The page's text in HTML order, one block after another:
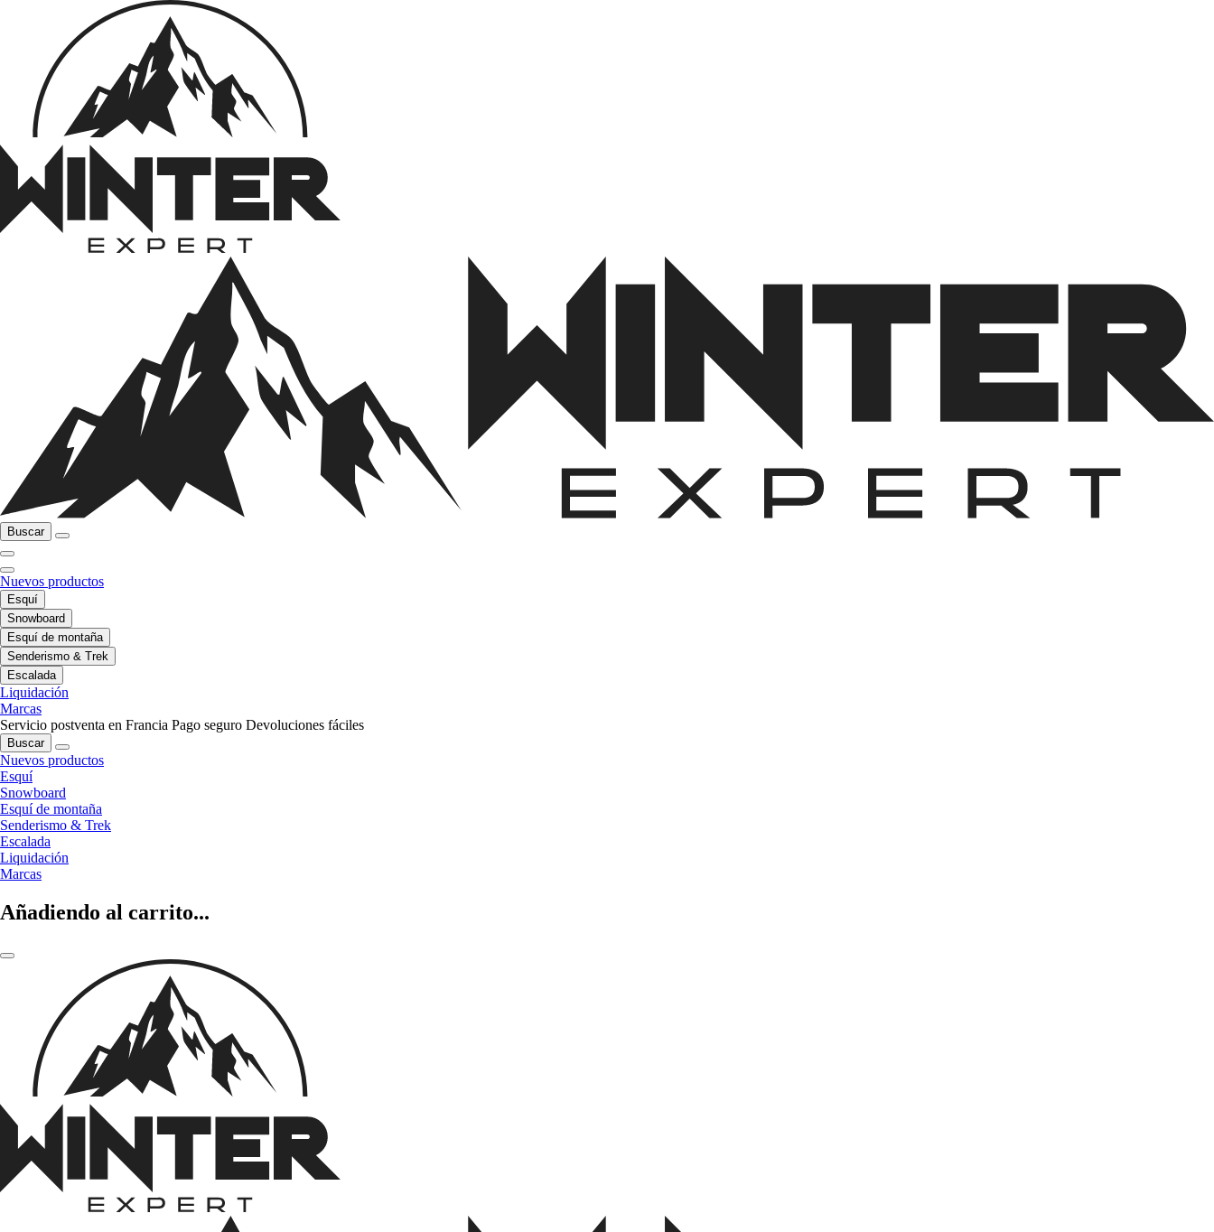
Buscar
Nuevos productos
Esquí
Snowboard
Esquí de montaña
Senderismo & Trek
Escalada
Liquidación
Marcas
Servicio postventa en Francia Pago seguro Devoluciones fáciles
Buscar
Nuevos productos
Esquí
Snowboard
Esquí de montaña
Senderismo & Trek
Escalada
Liquidación
Marcas
Añadiendo al carrito...